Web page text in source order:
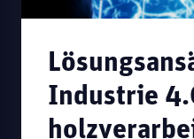
Industrie